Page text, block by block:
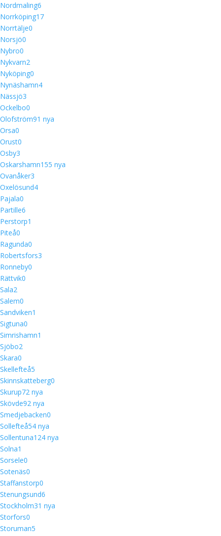
Nordmaling6
Norrköping17
Norrtälje0
Norsjö0
Nybro0
Nykvarn2
Nyköping0
Nynäshamn4
Nässjö3
Ockelbo0
Olofström91 nya
Orsa0
Orust0
Osby3
Oskarshamn155 nya
Ovanåker3
Oxelösund4
Pajala0
Partille6
Perstorp1
Piteå0
Ragunda0
Robertsfors3
Ronneby0
Rättvik0
Sala2
Salem0
Sandviken1
Sigtuna0
Simrishamn1
Sjöbo2
Skara0
Skellefteå5
Skinnskatteberg0
Skurup72 nya
Skövde92 nya
Smedjebacken0
Sollefteå54 nya
Sollentuna124 nya
Solna1
Sorsele0
Sotenäs0
Staffanstorp0
Stenungsund6
Stockholm31 nya
Storfors0
Storuman5